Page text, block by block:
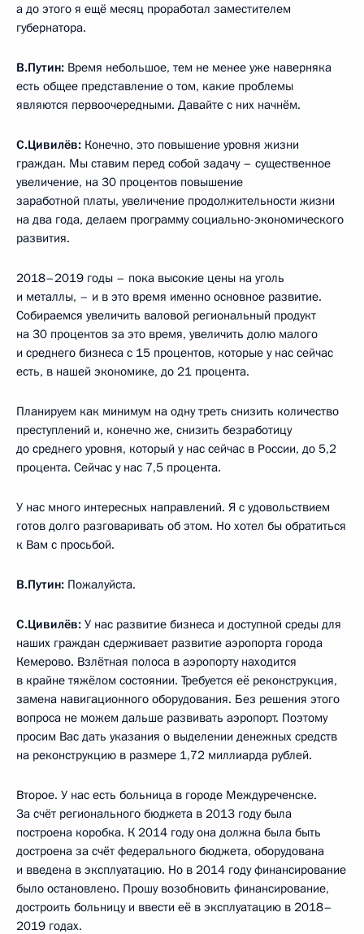
а до этого я ещё месяц проработал заместителем
губернатора.
В.Путин: Время небольшое, тем не менее уже наверняка
есть общее представление о том, какие проблемы
являются первоочередными. Давайте с них начнём.
С.Цивилёв: Конечно, это повышение уровня жизни
граждан. Мы ставим перед собой задачу – существенное
увеличение, на 30 процентов повышение
заработной платы, увеличение продолжительности жизни
на два года, делаем программу социально-экономического
развития.
2018–2019 годы – пока высокие цены на уголь
и металлы, – и в это время именно основное развитие.
Собираемся увеличить валовой региональный продукт
на 30 процентов за это время, увеличить долю малого
и среднего бизнеса с 15 процентов, которые у нас сейчас
есть, в нашей экономике, до 21 процента.
Планируем как минимум на одну треть снизить количество
преступлений и, конечно же, снизить безработицу
до среднего уровня, который у нас сейчас в России, до 5,2
процента. Сейчас у нас 7,5 процента.
У нас много интересных направлений. Я с удовольствием
готов долго разговаривать об этом. Но хотел бы обратиться
к Вам с просьбой.
В.Путин: Пожалуйста.
С.Цивилёв: У нас развитие бизнеса и доступной среды для
наших граждан сдерживает развитие аэропорта города
Кемерово. Взлётная полоса в аэропорту находится
в крайне тяжёлом состоянии. Требуется её реконструкция,
замена навигационного оборудования. Без решения этого
вопроса не можем дальше развивать аэропорт. Поэтому
просим Вас дать указания о выделении денежных средств
на реконструкцию в размере 1,72 миллиарда рублей.
Второе. У нас есть больница в городе Междуреченске.
За счёт регионального бюджета в 2013 году была
построена коробка. К 2014 году она должна была быть
достроена за счёт федерального бюджета, оборудована
и введена в эксплуатацию. Но в 2014 году финансирование
было остановлено. Прошу возобновить финансирование,
достроить больницу и ввести её в эксплуатацию в 2018–
2019 годах.